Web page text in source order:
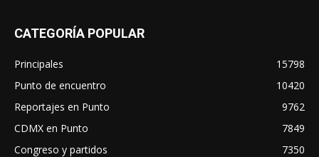
CATEGORÍA POPULAR
Principales
15798
Punto de encuentro
10420
Reportajes en Punto
9762
CDMX en Punto
7849
Congreso y partidos
7350